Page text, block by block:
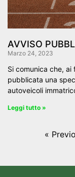
AVVISO
Marzo 24, 2023
Si comunica che,
pubblicata una
autoveicoli
Leggi tutto »
«